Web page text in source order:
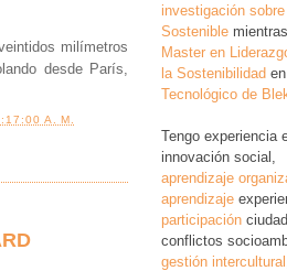
milímetros
desde París,
A. M.
investigación
Sostenible
Master en
la Sostenibilidad
Tecnológico de
Tengo experiencia
innovación social,
aprendizaje
aprendizaje
participación
conflictos
gestión intercultural